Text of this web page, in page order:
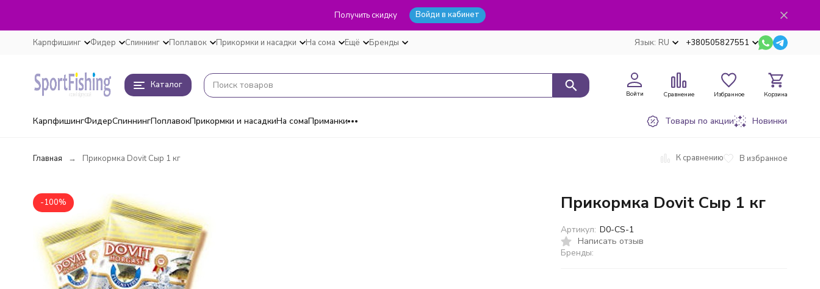
Получить скидку Войди в кабинет
Карпфишинг Фидер Спиннинг Поплавок Прикормки и насадки На сома Ещё Бренды Язык: RU +380505827551
Каталог
Войти Сравнение Избранное Корзина
КарпфишингФидерСпиннингПоплавокПрикормки и насадкиНа сомаПриманки Товары по акции Новинки
Главная Прикормка Dovit Сыр 1 кг К сравнению В избранное
-100% Прикормка Dovit Сыр 1 кг
Написать отзыв
Бренды:
Артикул: D0-CS-1